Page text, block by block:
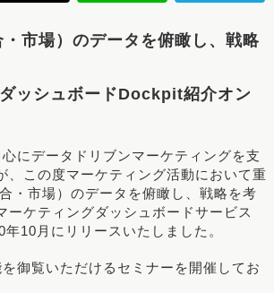
市場）のデータを俯瞰し、戦略
ッシュボードDockpit紹介オン
にデータドリブンマーケティングを支
、この度マーケティング活動において重
・市場）のデータを俯瞰し、戦略を考
ーケティングダッシュボードサービス
年10月にリリースいたしました。
御覧いただけるセミナーを開催してお